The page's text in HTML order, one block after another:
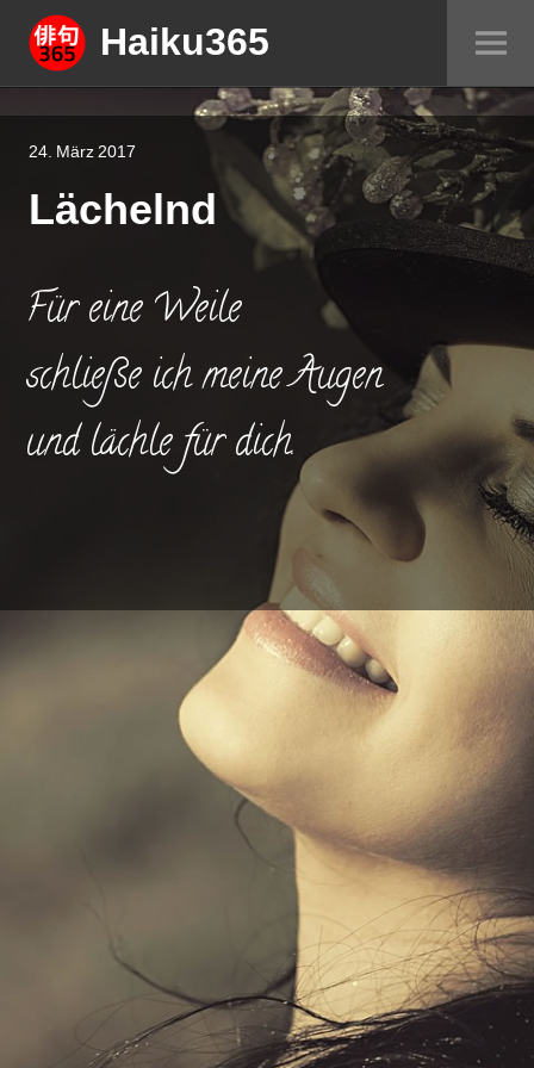
Springe
zum
Inhalt
Haiku365
24. März 2017
Lächelnd
Für eine Weile
schließe ich meine Augen
und lächle für dich.